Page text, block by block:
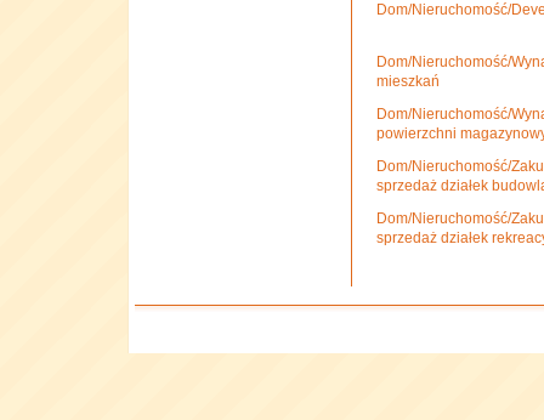
Dom/Nieruchomość/
Dom/Nieruchomość/
mieszkań
Dom/Nieruchomość/
powierzchni
Dom/Nieruchomość/
sprzedaż działek
Dom/Nieruchomość/
sprzedaż działek